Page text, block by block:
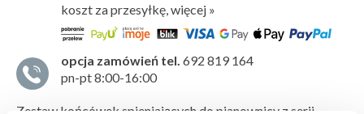
koszt za przesyłkę, więcej »
opcja zamówień tel. 692 819 164
pn-pt 8:00-16:00
Zestaw końcówek spieniających do pianownicy z serii